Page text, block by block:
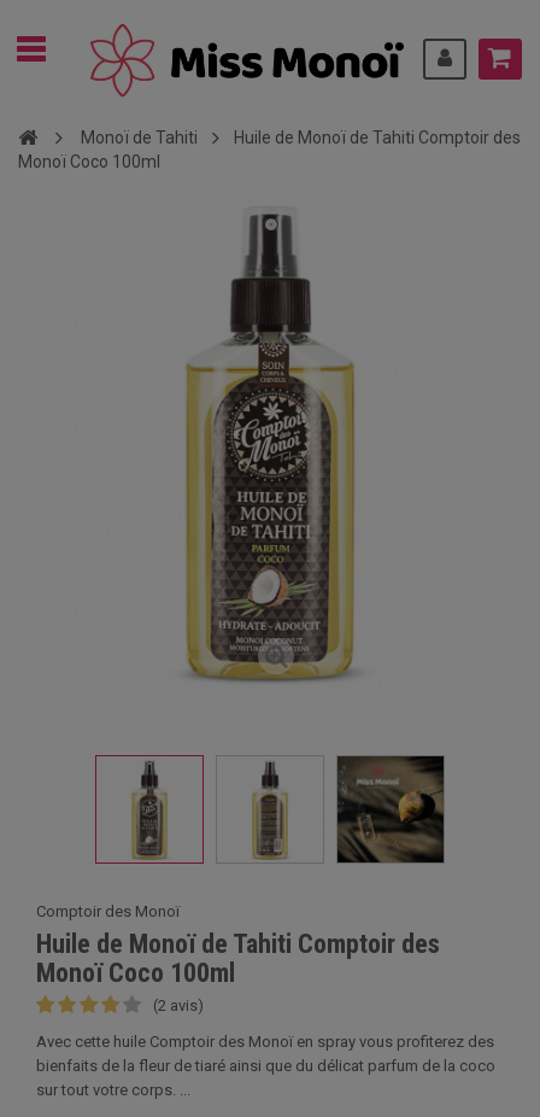
Monoï de Tahiti
Huile de Monoï de Tahiti Comptoir des
Monoï Coco 100ml
Comptoir des Monoï
Huile de Monoï de Tahiti Comptoir des
Monoï Coco 100ml
(2 avis)
Avec cette huile Comptoir des Monoï en spray vous profiterez des
bienfaits de la fleur de tiaré ainsi que du délicat parfum de la coco
sur tout votre corps. ...